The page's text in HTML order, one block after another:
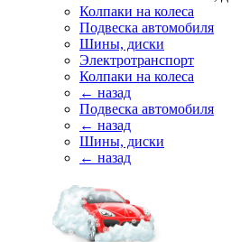
Колпаки на колеса
Подвеска автомобиля
Шины, диски
Электротранспорт
Колпаки на колеса
← назад
Подвеска автомобиля
← назад
Шины, диски
← назад